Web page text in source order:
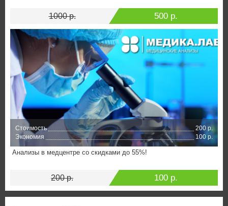
1000 р. 500 р.
Стоимость
200 р.
Экономия
100 р.
Анализы в медцентре со скидками до 55%!
200 р. 100 р.